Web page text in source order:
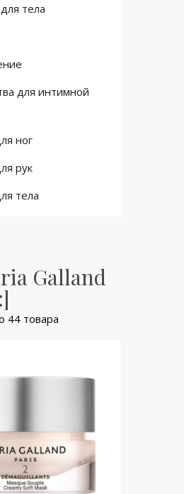
тела
для интимной
ног
рук
тела
Galland
44 товара